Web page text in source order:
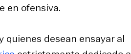
en ofensiva.
quienes desean ensayar al